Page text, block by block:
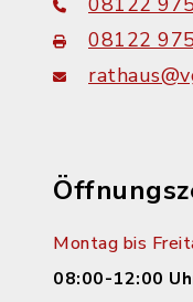
08122
Montag bis
08:00-12:00